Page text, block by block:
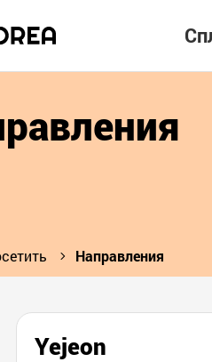
Направления
Yejeon